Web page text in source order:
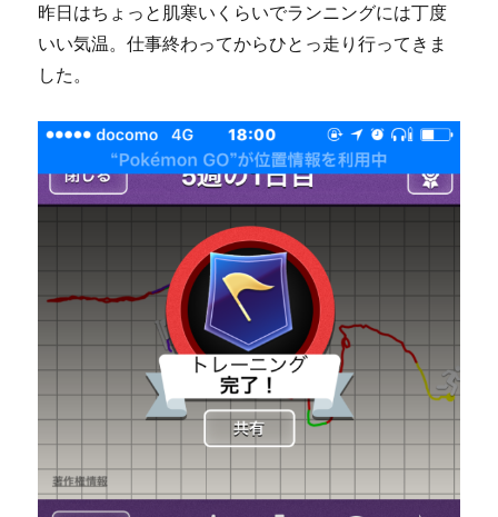
昨日はちょっと肌寒いくらいでランニングには丁度
いい気温。仕事終わってからひとっ走り行ってきま
した。